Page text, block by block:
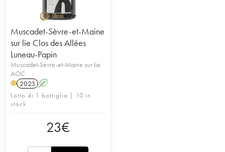
Muscadet-Sèvre-et-Maine
sur lie Clos des Allées
Luneau-Papin
Muscadet-Sèvre-et-Maine sur lie
AOC
2023 A
Lotto di 1 bottiglia | 10 in
stock
23€